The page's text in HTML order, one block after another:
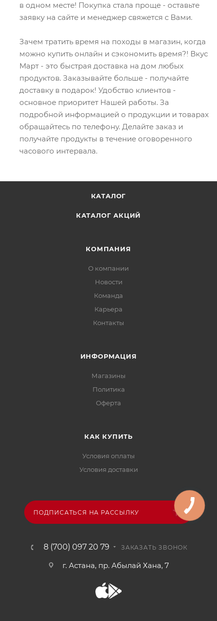
в одном месте! Покупка стала проще - оставьте
заявку на сайте и менеджер свяжется с Вами.
Зачем тратить время на походы в магазин, когда
можно купить онлайн и сэкономить время?! Вкус
Март - это быстрая доставка на дом любых
продуктов. Заказывайте больше - получайте
доставку в подарок! Удобство клиентов -
основное приоритет Нашей работы. За
подробной информацией о продукции и товарах
обращайтесь по телефону. Делайте заказ и
получайте продукты в течение оговоренного
часового интервала.
КАТАЛОГ
КАТАЛОГ АКЦИЙ
КОМПАНИЯ
О компании
Новости
Команда
Карьера
Контакты
ИНФОРМАЦИЯ
Магазины
Политика
Офертa
КАК КУПИТЬ
Условия оплаты
Условия доставки
ПОДПИСАТЬСЯ НА РАССЫЛКУ
8 (700) 097 20 79 ЗАКАЗАТЬ ЗВОНОК
г. Астана, пр. Абылай Хана, 7